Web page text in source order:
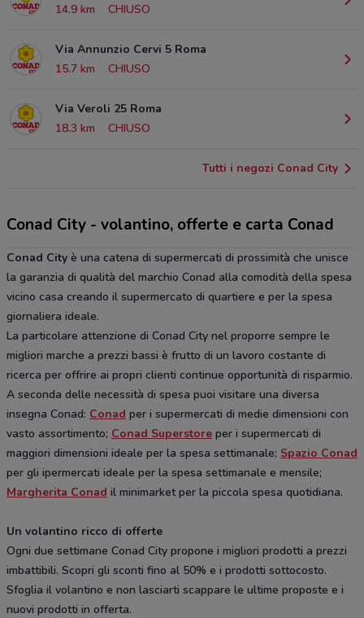
14.9 km
CHIUSO
Via Annunzio Cervi 5 Roma
15.7 km
CHIUSO
Via Veroli 25 Roma
18.3 km
CHIUSO
Tutti i negozi Conad City
Conad City - volantino, offerte e carta Conad
Conad City è una catena di supermercati di prossimità che unisce
la garanzia di qualità del marchio Conad alla comodità della spesa
vicino casa creando il supermercato di quartiere e per la spesa
giornaliera ideale.
La particolare attenzione di Conad City nel proporre sempre le
migliori marche a prezzi bassi è frutto di un lavoro costante di
ricerca per offrire ai propri clienti continue opportunità di risparmio.
A seconda delle necessità di spesa puoi visitare una diversa
insegna Conad: Conad per i supermercati di medie dimensioni con
vasto assortimento; Conad Superstore per i supermercati di
maggiori dimensioni ideale per la spesa settimanale; Spazio Conad
per gli ipermercati ideale per la spesa settimanale e mensile;
Margherita Conad il minimarket per la piccola spesa quotidiana.
Un volantino ricco di offerte
Ogni due settimane Conad City propone i migliori prodotti a prezzi
imbattibili. Scopri gli sconti fino al 50% e i prodotti sottocosto.
Sfoglia il volantino e non lasciarti scappare le ultime proposte e i
nuovi prodotti in offerta.